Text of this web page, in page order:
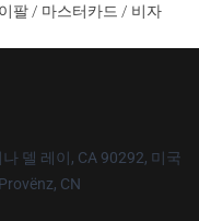
팔 / 마스터카드 / 비자
델 레이, CA 90292, 미국
CN